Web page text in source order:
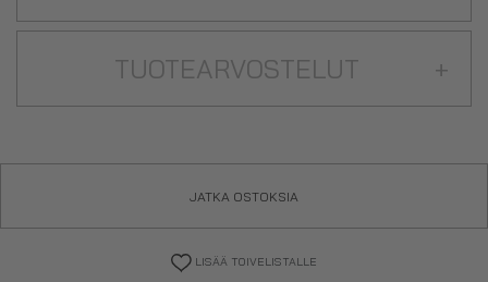
TUOTEARVOSTELUT +
JATKA OSTOKSIA
LISÄÄ TOIVELISTALLE